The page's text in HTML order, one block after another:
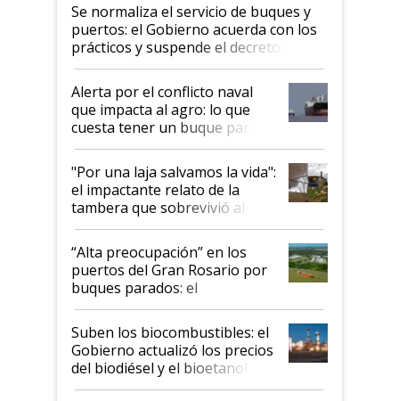
Se normaliza el servicio de buques y
puertos: el Gobierno acuerda con los
prácticos y suspende el decreto de
desregulación
Alerta por el conflicto naval
que impacta al agro: lo que
cuesta tener un buque parado
y el peligro de que Argentina
pase a ser "país sucio"
"Por una laja salvamos la vida":
el impactante relato de la
tambera que sobrevivió al
tornado
“Alta preocupación” en los
puertos del Gran Rosario por
buques parados: el
funcionamiento de las
exportadoras en tensión tras
la medida de fuerza de los
prácticos
Suben los biocombustibles: el
Gobierno actualizó los precios
del biodiésel y el bioetanol